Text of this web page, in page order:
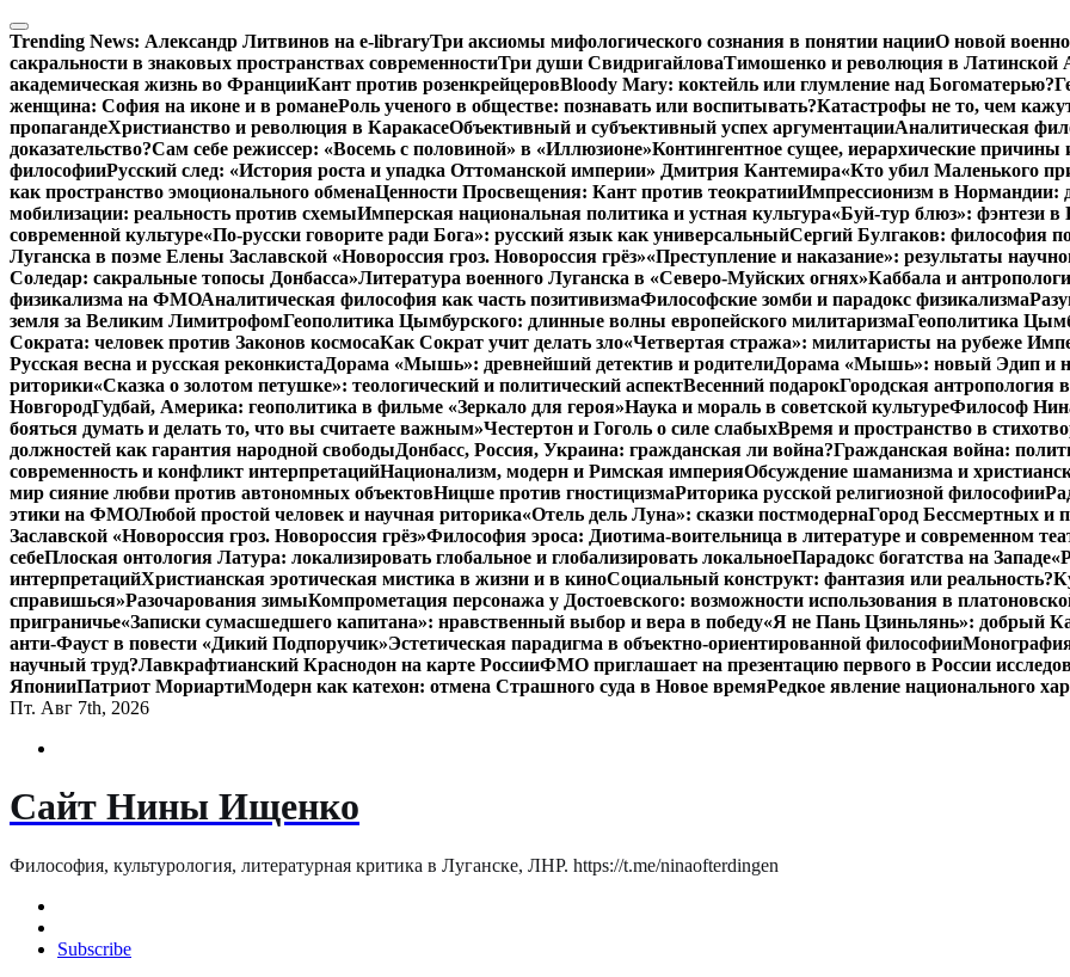
Перейти
к
содержимому
Trending News: Александр Литвинов на e-libraryТри аксиомы мифологического сознания в понятии нацииО новой
сакральности в знаковых пространствах современностиТри души СвидригайловаТимошенко и революция в Латинской
академическая жизнь во ФранцииКант против розенкрейцеровBloody Mary: коктейль или глумление над Богоматерью?
женщина: София на иконе и в романеРоль ученого в обществе: познавать или воспитывать?Катастрофы не то, чем
пропагандеХристианство и революция в КаракасеОбъективный и субъективный успех аргументацииАналитическая
доказательство?Сам себе режиссер: «Восемь с половиной» в «Иллюзионе»Контингентное сущее, иерархические причины
философииРусский след: «История роста и упадка Оттоманской империи» Дмитрия Кантемира«Кто убил Маленького
как пространство эмоционального обменаЦенности Просвещения: Кант против теократииИмпрессионизм в Нормандии:
мобилизации: реальность против схемыИмперская национальная политика и устная культура«Буй-тур блюз»: фэнтези
современной культуре«По-русски говорите ради Бога»: русский язык как универсальныйСергий Булгаков: философия
Луганска в поэме Елены Заславской «Новороссия гроз. Новороссия грёз»«Преступление и наказание»: результаты
Соледар: сакральные топосы Донбасса»Литература военного Луганска в «Северо-Муйских огнях»Каббала и
физикализма на ФМОАналитическая философия как часть позитивизмаФилософские зомби и парадокс физикализма
земля за Великим ЛимитрофомГеополитика Цымбурского: длинные волны европейского милитаризмаГеополитика
Сократа: человек против Законов космосаКак Сократ учит делать зло«Четвертая стража»: милитаристы на рубеже
Русская весна и русская реконкистаДорама «Мышь»: древнейший детектив и родителиДорама «Мышь»: новый Эдип и
риторики«Сказка о золотом петушке»: теологический и политический аспектВесенний подарокГородская антропология
НовгородГудбай, Америка: геополитика в фильме «Зеркало для героя»Наука и мораль в советской культуреФилософ
бояться думать и делать то, что вы считаете важным»Честертон и Гоголь о силе слабыхВремя и пространство в
должностей как гарантия народной свободыДонбасс, Россия, Украина: гражданская ли война?Гражданская война:
современность и конфликт интерпретацийНационализм, модерн и Римская империяОбсуждение шаманизма и
мир сияние любви против автономных объектовНицше против гностицизмаРиторика русской религиозной философии
этики на ФМОЛюбой простой человек и научная риторика«Отель дель Луна»: сказки постмодернаГород Бессмертных и
Заславской «Новороссия гроз. Новороссия грёз»Философия эроса: Диотима-воительница в литературе и современном
себеПлоская онтология Латура: локализировать глобальное и глобализировать локальноеПарадокс богатства на Западе
интерпретацийХристианская эротическая мистика в жизни и в киноСоциальный конструкт: фантазия или реальность?
справишься»Разочарования зимыКомпрометация персонажа у Достоевского: возможности использования в
приграничье«Записки сумасшедшего капитана»: нравственный выбор и вера в победу«Я не Пань Цзиньлянь»: добрый
анти-Фауст в повести «Дикий Подпоручик»Эстетическая парадигма в объектно-ориентированной философииМонография
научный труд?Лавкрафтианский Краснодон на карте РоссииФМО приглашает на презентацию первого в России
ЯпонииПатриот МориартиМодерн как катехон: отмена Страшного суда в Новое времяРедкое явление национального
Пт. Авг 7th, 2026
Сайт Нины Ищенко
Философия, культурология, литературная критика в Луганске, ЛНР. https://t.me/ninaofterdingen
Subscribe